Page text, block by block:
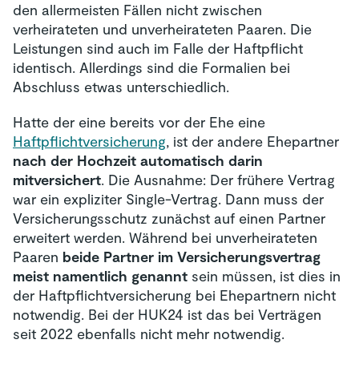
den allermeisten Fällen nicht zwischen
verheirateten und unverheirateten Paaren. Die
Leistungen sind auch im Falle der Haftpflicht
identisch. Allerdings sind die Formalien bei
Abschluss etwas unterschiedlich.
Hatte der eine bereits vor der Ehe eine
Haftpflichtversicherung, ist der andere Ehepartner
nach der Hochzeit automatisch darin
mitversichert. Die Ausnahme: Der frühere Vertrag
war ein expliziter Single-Vertrag. Dann muss der
Versicherungsschutz zunächst auf einen Partner
erweitert werden. Während bei unverheirateten
Paaren beide Partner im Versicherungsvertrag
meist namentlich genannt sein müssen, ist dies in
der Haftpflichtversicherung bei Ehepartnern nicht
notwendig. Bei der HUK24 ist das bei Verträgen
seit 2022 ebenfalls nicht mehr notwendig.